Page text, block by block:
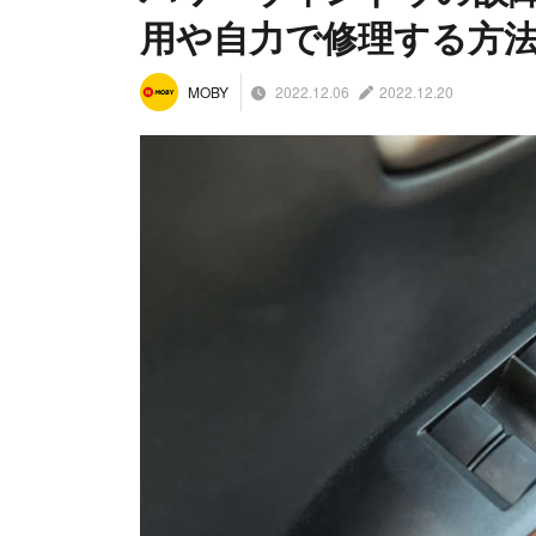
用や自力で修理する方
MOBY 2022.12.06 2022.12.20